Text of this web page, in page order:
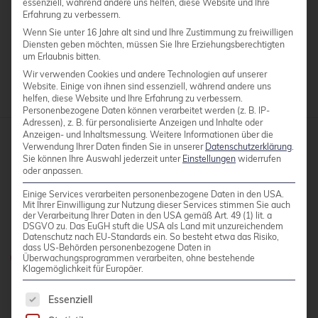
OpenVPN ist Freie Software und auf
derProjektseite zum Download verfügbar.
credativ GmbH
Hennes-Weisweiler-Allee 23
41179 Mönchengladbach
Meet us
Haben Sie Fragen?
0800 credati(v)
+49 2161 9174200
essenziell, während andere uns helfen, diese Website und Ihre
Erfahrung zu verbessern.
Wenn Sie unter 16 Jahre alt sind und Ihre Zustimmung zu freiwilligen
Diensten geben möchten, müssen Sie Ihre Erziehungsberechtigten
um Erlaubnis bitten.
Wir verwenden Cookies und andere Technologien auf unserer
Website. Einige von ihnen sind essenziell, während andere uns
helfen, diese Website und Ihre Erfahrung zu verbessern.
Personenbezogene Daten können verarbeitet werden (z. B. IP-
Adressen), z. B. für personalisierte Anzeigen und Inhalte oder
Anzeigen- und Inhaltsmessung. Weitere Informationen über die
Verwendung Ihrer Daten finden Sie in unserer Datenschutzerklärung
Sie können Ihre Auswahl jederzeit unter Einstellungen widerrufen
oder anpassen.
Einige Services verarbeiten personenbezogene Daten in den USA.
Mit Ihrer Einwilligung zur Nutzung dieser Services stimmen Sie auch
der Verarbeitung Ihrer Daten in den USA gemäß Art. 49 (1) lit. a
DSGVO zu. Das EuGH stuft die USA als Land mit unzureichendem
Datenschutz nach EU-Standards ein. So besteht etwa das Risiko,
dass US-Behörden personenbezogene Daten in
Überwachungsprogrammen verarbeiten, ohne bestehende
Klagemöglichkeit für Europäer.
Es folgt eine Liste der Service-Gruppen, für die
Essenziell